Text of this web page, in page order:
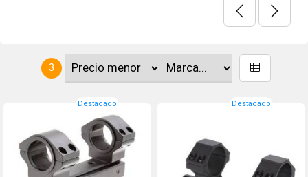
3
Destacado Destacado